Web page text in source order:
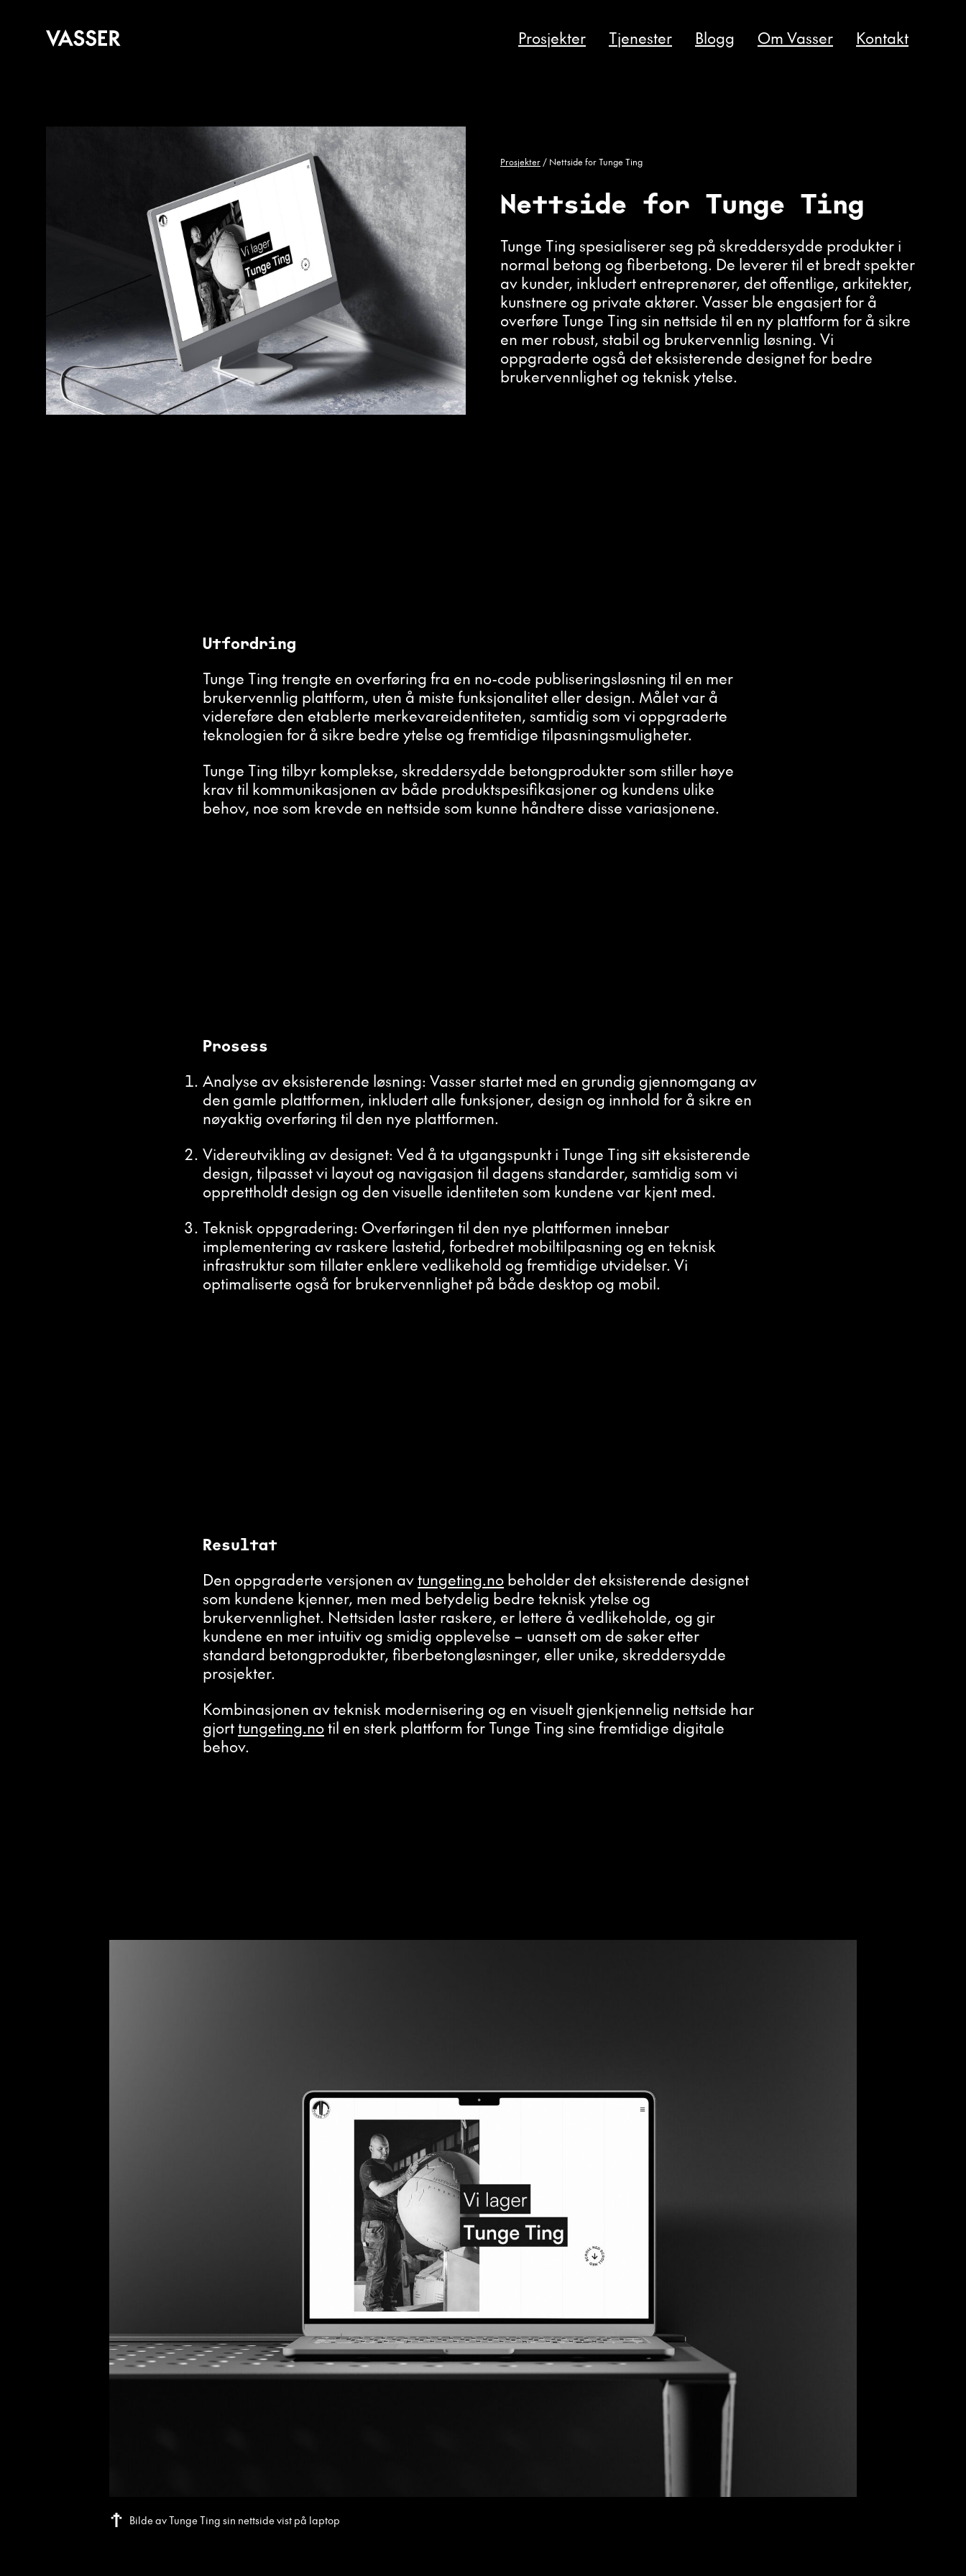
Prosjekter Tjenester Blogg Om Vasser Kontakt
Prosjekter/ Nettside for Tunge Ting
Nettside for Tunge Ting
Tunge Ting spesialiserer seg på skreddersydde produkter i
normal betong og fiberbetong. De leverer til et bredt spekter
av kunder, inkludert entreprenører, det offentlige, arkitekter,
kunstnere og private aktører. Vasser ble engasjert for å
overføre Tunge Ting sin nettside til en ny plattform for å sikre
en mer robust, stabil og brukervennlig løsning. Vi
oppgraderte også det eksisterende designet for bedre
brukervennlighet og teknisk ytelse.
Utfordring
Tunge Ting trengte en overføring fra en no-code publiseringsløsning til en mer
brukervennlig plattform, uten å miste funksjonalitet eller design. Målet var å
videreføre den etablerte merkevareidentiteten, samtidig som vi oppgraderte
teknologien for å sikre bedre ytelse og fremtidige tilpasningsmuligheter.
Tunge Ting tilbyr komplekse, skreddersydde betongprodukter som stiller høye
krav til kommunikasjonen av både produktspesifikasjoner og kundens ulike
behov, noe som krevde en nettside som kunne håndtere disse variasjonene.
Prosess
Analyse av eksisterende løsning: Vasser startet med en grundig gjennomgang av
den gamle plattformen, inkludert alle funksjoner, design og innhold for å sikre en
nøyaktig overføring til den nye plattformen.
Videreutvikling av designet: Ved å ta utgangspunkt i Tunge Ting sitt eksisterende
design, tilpasset vi layout og navigasjon til dagens standarder, samtidig som vi
opprettholdt design og den visuelle identiteten som kundene var kjent med.
Teknisk oppgradering: Overføringen til den nye plattformen innebar
implementering av raskere lastetid, forbedret mobiltilpasning og en teknisk
infrastruktur som tillater enklere vedlikehold og fremtidige utvidelser. Vi
optimaliserte også for brukervennlighet på både desktop og mobil.
Resultat
Den oppgraderte versjonen avtungeting.no beholder det eksisterende designet
som kundene kjenner, men med betydelig bedre teknisk ytelse og
brukervennlighet. Nettsiden laster raskere, er lettere å vedlikeholde, og gir
kundene en mer intuitiv og smidig opplevelse – uansett om de søker etter
standard betongprodukter, fiberbetongløsninger, eller unike, skreddersydde
prosjekter.
Kombinasjonen av teknisk modernisering og en visuelt gjenkjennelig nettside har
gjorttungeting.notil en sterk plattform for Tunge Ting sine fremtidige digitale
behov.
Bilde av Tunge Ting sin nettside vist på laptop